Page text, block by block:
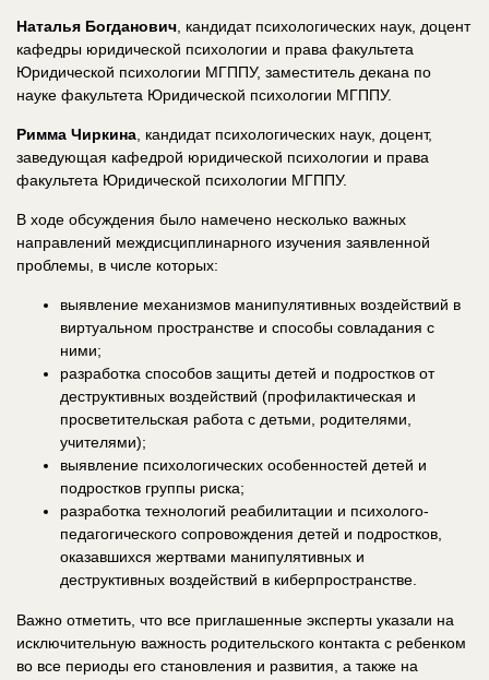
Наталья Богданович , кандидат психологических наук, доцент
кафедры юридической психологии и права факультета
Юридической психологии МГППУ, заместитель декана по
науке факультета Юридической психологии МГППУ.
Римма Чиркина , кандидат психологических наук, доцент,
заведующая кафедрой юридической психологии и права
факультета Юридической психологии МГППУ.
В ходе обсуждения было намечено несколько важных
направлений междисциплинарного изучения заявленной
проблемы, в числе которых:
выявление механизмов манипулятивных воздействий в
виртуальном пространстве и способы совладания с
ними;
разработка способов защиты детей и подростков от
деструктивных воздействий (профилактическая и
просветительская работа с детьми, родителями,
учителями);
выявление психологических особенностей детей и
подростков группы риска;
разработка технологий реабилитации и психолого-
педагогического сопровождения детей и подростков,
оказавшихся жертвами манипулятивных и
деструктивных воздействий в киберпространстве.
Важно отметить, что все приглашенные эксперты указали на
исключительную важность родительского контакта с ребенком
во все периоды его становления и развития, а также на